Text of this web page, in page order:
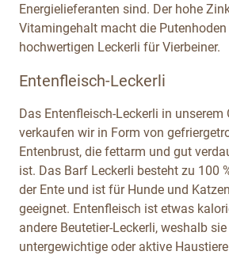
Energielieferanten sind. Der hohe
Vitamingehalt macht die Putenhoden
hochwertigen Leckerli für Vierbeiner.
Entenfleisch-Leckerli
Das Entenfleisch-Leckerli in unserem
verkaufen wir in Form von
Entenbrust, die fettarm und gut
ist. Das Barf Leckerli besteht zu 100
der Ente und ist für Hunde und
geeignet. Entenfleisch ist etwas
andere Beutetier-Leckerli, weshalb
untergewichtige oder aktive